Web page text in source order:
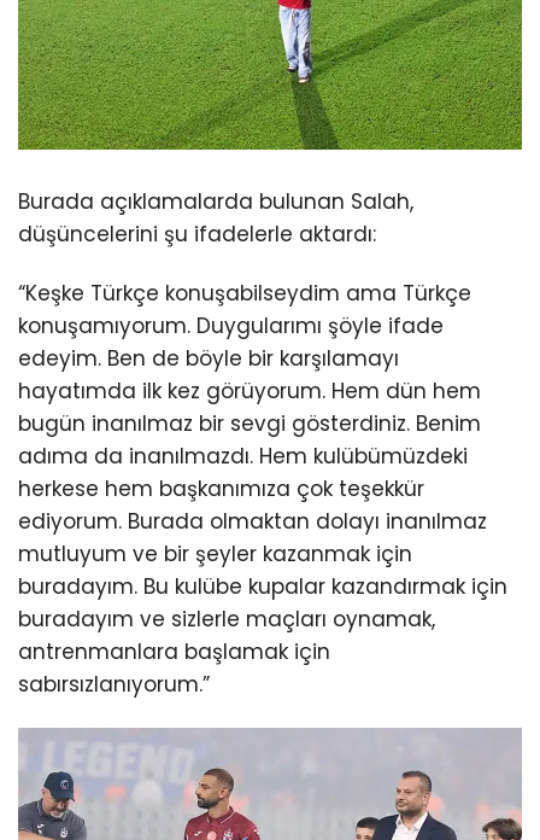
Burada açıklamalarda bulunan Salah,
düşüncelerini şu ifadelerle aktardı:
“Keşke Türkçe konuşabilseydim ama Türkçe
konuşamıyorum. Duygularımı şöyle ifade
edeyim. Ben de böyle bir karşılamayı
hayatımda ilk kez görüyorum. Hem dün hem
bugün inanılmaz bir sevgi gösterdiniz. Benim
adıma da inanılmazdı. Hem kulübümüzdeki
herkese hem başkanımıza çok teşekkür
ediyorum. Burada olmaktan dolayı inanılmaz
mutluyum ve bir şeyler kazanmak için
buradayım. Bu kulübe kupalar kazandırmak için
buradayım ve sizlerle maçları oynamak,
antrenmanlara başlamak için
sabırsızlanıyorum.”